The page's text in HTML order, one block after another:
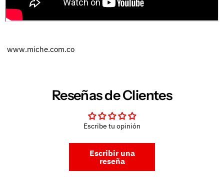
www.miche.com.co
Reseñas de Clientes
Escribe tu opinión
Escribir una
reseña